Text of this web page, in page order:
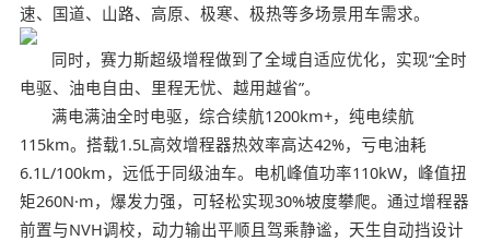
速、国道、山路、高原、极寒、极热等多场景用车需求。
同时，赛力斯超级增程做到了全域自适应优化，实现“全时
电驱、油电自由、里程无忧、越用越省”。
满电满油全时电驱，综合续航1200km+，纯电续航
115km。搭载1.5L高效增程器热效率高达42%，亏电油耗
6.1L/100km，远低于同级油车。电机峰值功率110kW，峰值扭
矩260N·m，爆发力强，可轻松实现30%坡度攀爬。通过增程器
前置与NVH调校，动力输出平顺且驾乘静谧，天生自动挡设计